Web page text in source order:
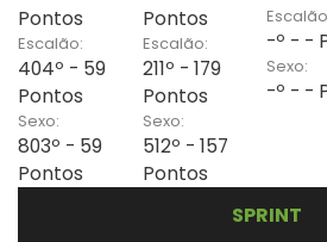
Pontos
Escalão:
404º - 59
Pontos
Sexo:
803º - 59
Pontos
Pontos
Escalão:
211º - 179
Pontos
Sexo:
512º - 157
Pontos
-º - -
Sexo:
-º - -
SPRINT